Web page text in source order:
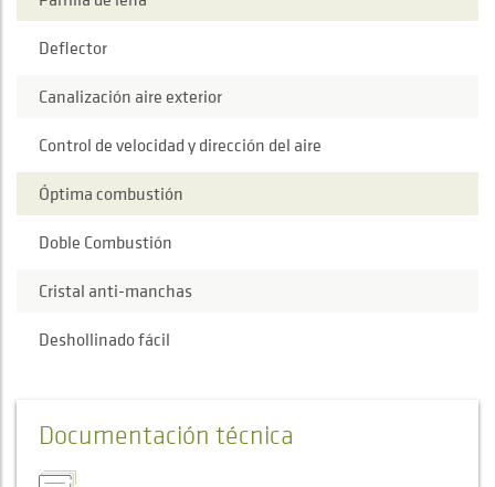
Deflector
Canalización aire exterior
Control de velocidad y dirección del aire
Óptima combustión
Doble Combustión
Cristal anti-manchas
Deshollinado fácil
Documentación técnica